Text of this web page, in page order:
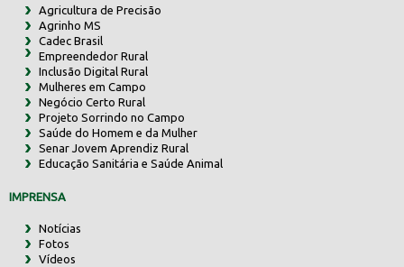
Agricultura de Precisão
Agrinho MS
Cadec Brasil
Empreendedor Rural
Inclusão Digital Rural
Mulheres em Campo
Negócio Certo Rural
Projeto Sorrindo no Campo
Saúde do Homem e da Mulher
Senar Jovem Aprendiz Rural
Educação Sanitária e Saúde Animal
IMPRENSA
Notícias
Fotos
Vídeos